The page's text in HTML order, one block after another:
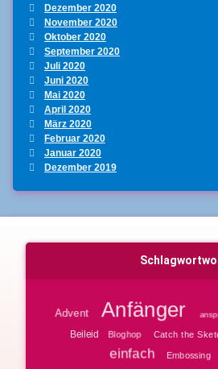
Dezember 2020
November 2020
Oktober 2020
September 2020
Juli 2020
Juni 2020
Mai 2020
April 2020
März 2020
Februar 2020
Januar 2020
Dezember 2019
Advent Anfänger
Beileid
Bloghop Catch the
einfach Embossing